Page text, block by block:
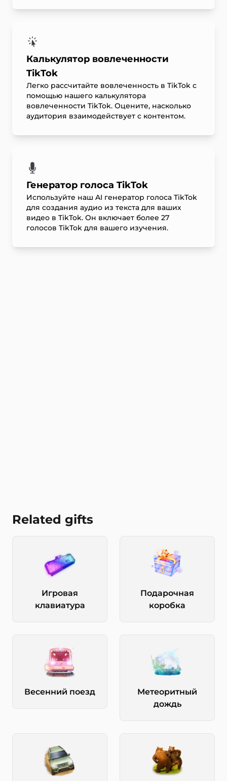
Калькулятор вовлеченности
TikTok
Легко рассчитайте вовлеченность в TikTok с
помощью нашего калькулятора
вовлеченности TikTok. Оцените, насколько
аудитория взаимодействует с контентом.
Генератор голоса TikTok
Используйте наш AI генератор голоса TikTok
для создания аудио из текста для ваших
видео в TikTok. Он включает более 27
голосов TikTok для вашего изучения.
Related gifts
Игровая
клавиатура
Подарочная
коробка
Весенний поезд
Метеоритный
дождь